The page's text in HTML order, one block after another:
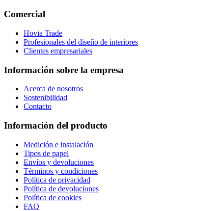
Comercial
Hovia Trade
Profesionales del diseño de interiores
Clientes empresariales
Información sobre la empresa
Acerca de nosotros
Sostenibilidad
Contacto
Información del producto
Medición e instalación
Tipos de papel
Envíos y devoluciones
Términos y condiciones
Política de privacidad
Política de devoluciones
Política de cookies
FAQ